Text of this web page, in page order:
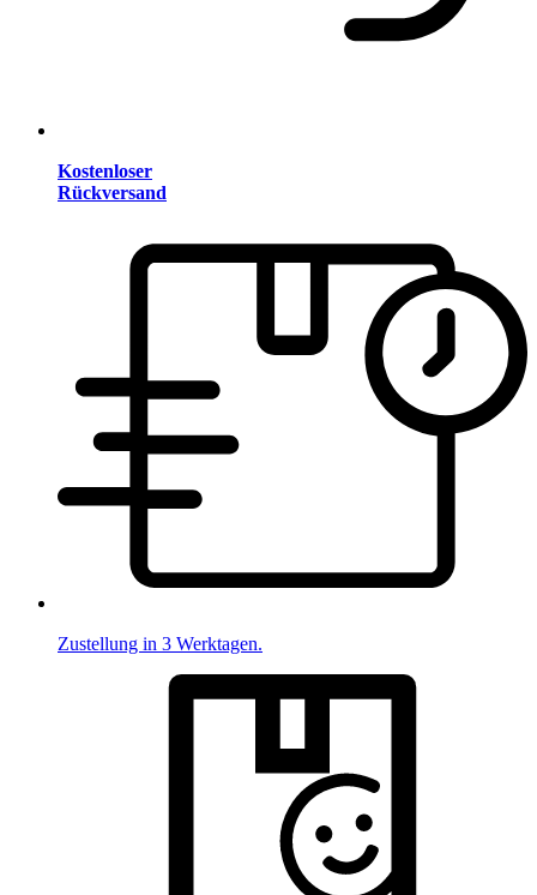
Kostenloser
Rückversand
Zustellung in 3 Werktagen.